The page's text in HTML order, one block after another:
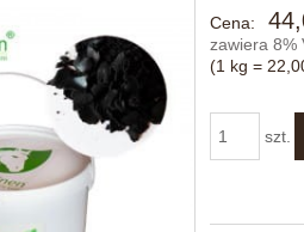
Cena:
zawiera 8%
(1 kg =
szt.